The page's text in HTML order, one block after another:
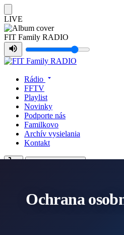
LIVE
FIT Family RADIO
Rádio
FFTV
Playlist
Novinky
Podporte nás
Familkovo
Archív vysielania
Kontakt
Ochrana